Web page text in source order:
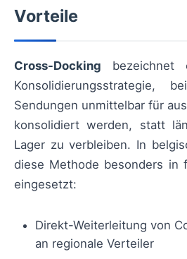
Vorteile
Cross-Docking bezeichnet
Konsolidierungsstrategie,
Sendungen unmittelbar für
konsolidiert werden, statt
Lager zu verbleiben. In
diese Methode besonders in
eingesetzt:
Direkt-Weiterleitung von
an regionale Verteiler